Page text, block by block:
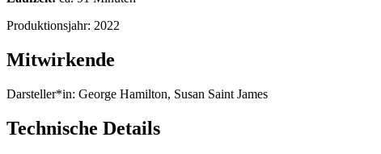
Produktionsjahr: 2022
Mitwirkende
Darsteller*in: George Hamilton, Susan Saint James
Technische Details